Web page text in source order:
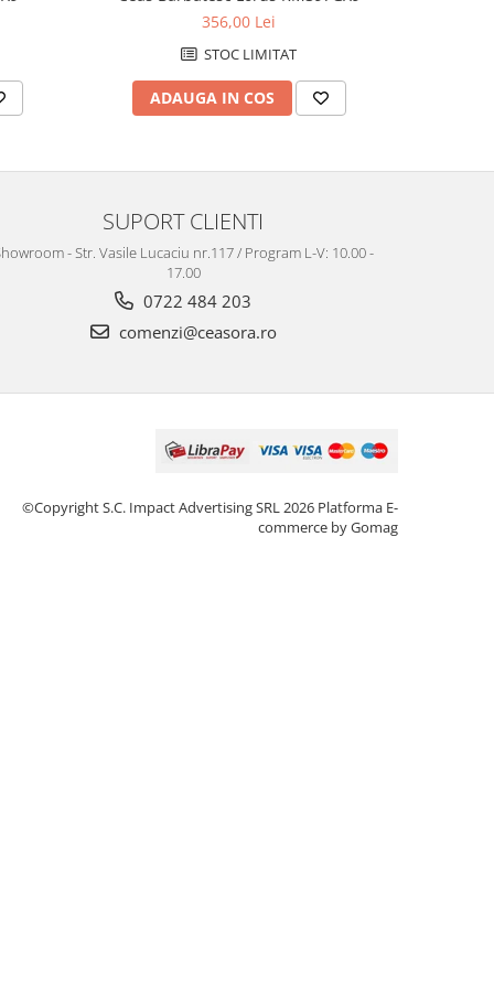
356,00 Lei
STOC LIMITAT
ADAUGA IN COS
SUPORT CLIENTI
- Str. Vasile Lucaciu nr.117 / Program L-V: 10.00 -
17.00
0722 484 203
comenzi@ceasora.ro
©Copyright S.C. Impact Advertising SRL 2026 Platforma E-
commerce by Gomag